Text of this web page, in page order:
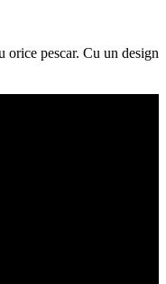
orice pescar. Cu un design